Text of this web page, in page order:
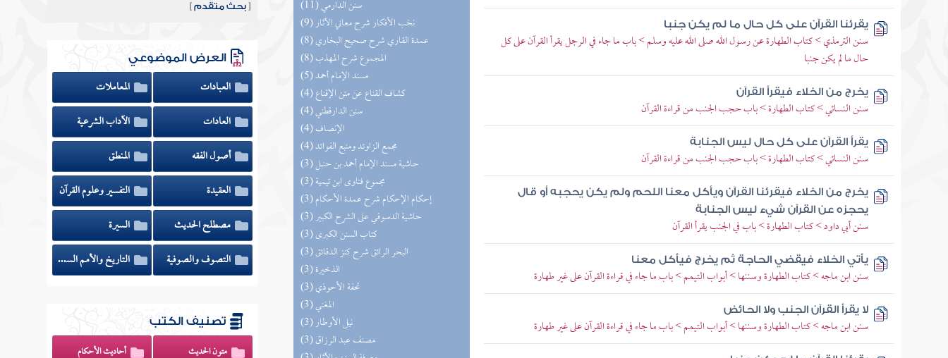
(11) سنن الدارمي
(9) نخب الأفكار شرح معاني الآثار
(8) عمدة القاري شرح صحيح البخاري
(8) المجموع شرح المهذب
(5) مسند الإمام أحمد
(4) كشاف القناع عن متن الإقناع
(4) سنن الدارقطني
(4) الإنصاف
(4) مجمع الزاوئد ومنبع الفوائد
(3) حاشية مسند الإمام أحمد بن حنبل
(3) مجموع فتاوى ابن تيمية
(3) إحكام الإحكام شرح عمدة الأحكام
(3) حاشية الدسوقي على الشرح الكبير
(3) كتاب السنن الكبرى
(3) البحر الرائق شرح كنز الدقائق
(3) الذخيرة
(3) تحفة الأحوذي
(3) المغني
(3) نيل الأوطار
(3) مصنف عبد الرزاق
يقرئنا القرآن على كل حال ما لم يكن جنبا
سنن الترمذي > كتاب الطهارة عن رسول الله صلى الله عليه وسلم > باب ما جاء في الرجل يقرأ القرآن على كل
حال ما لم يكن جنبا
يخرج من الخلاء فيقرأ القرآن
سنن النسائي > كتاب الطهارة > باب حجب الجنب من قراءة القرآن
يقرأ القرآن على كل حال ليس الجنابة
سنن النسائي > كتاب الطهارة > باب حجب الجنب من قراءة القرآن
يخرج من الخلاء فيقرئنا القرآن ويأكل معنا اللحم ولم يكن يحجبه أو قال
يحجزه عن القرآن شيء ليس الجنابة
سنن أبي داود > كتاب الطهارة > باب في الجنب يقرأ القرآن
يأتي الخلاء فيقضي الحاجة ثم يخرج فيأكل معنا
سنن ابن ماجه > كتاب الطهارة وسننها > أبواب التيمم > باب ما جاء في قراءة القرآن على غير طهارة
لا يقرأ القرآن الجنب ولا الحائض
سنن ابن ماجه > كتاب الطهارة وسننها > أبواب التيمم > باب ما جاء في قراءة القرآن على غير طهارة
[بحث متقدم ]
العرض الموضوعي
العبادات
المعاملات
العادات
الآداب الشرعية
أصول الفقه
المنطق
العقيدة
التفسير وعلوم القرآن
مصطلح الحديث
السيرة
التصوف والصوفية
التاريخ والأمم السابقة
تصنيف الكتب
متون الحديث أحاديث الأحكام